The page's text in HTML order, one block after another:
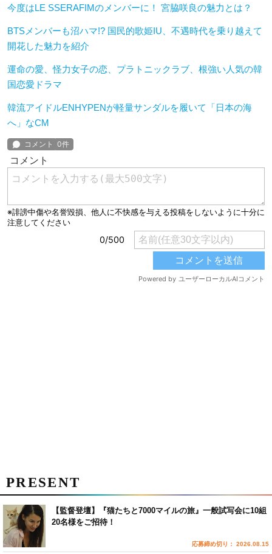
今度はLE SSERAFIMのメンバーに！ 宮脇咲良の魅力とは？
BTSメンバーも沼ハマ!? 国民的歌姫IU、不遇時代を乗り越えて
開花した魅力を紹介
運命の愛、怪力女子の恋、プラトニックラブ、根強い人気の韓
国恋愛ドラマ
韓流アイドルENHYPENが軽量サンダルを履いて「日本の海
へ」なCM
PRESENT
【監督登壇】『猫たちと7000マイルの旅』一般試写会に10組
20名様をご招待！
応募締め切り： 2026.08.15